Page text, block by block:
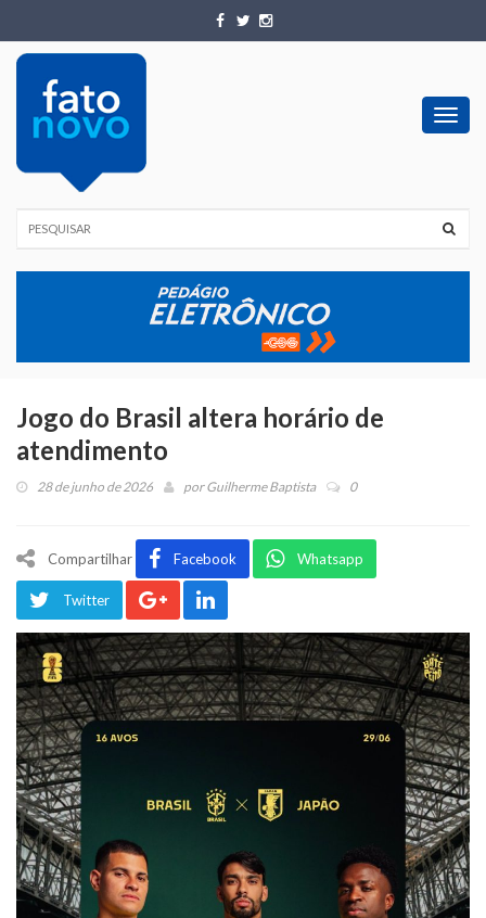
Jogo do Brasil altera horário de
atendimento
28 de junho de 2026 porGuilherme Baptista 0
Compartilhar Facebook Whatsapp
Twitter